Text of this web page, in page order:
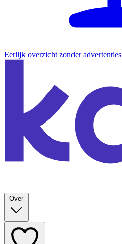
Eerlijk overzicht zonder advertenties
Over